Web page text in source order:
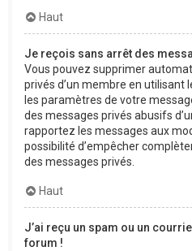
Haut
Je reçois sans arrêt des
Vous pouvez supprimer
privés d’un membre en utilisant
les paramètres de votre
des messages privés abusifs
rapportez les messages aux
possibilité d’empêcher
des messages privés.
Haut
J’ai reçu un spam ou un
forum !